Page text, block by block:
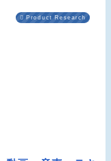
Product Research